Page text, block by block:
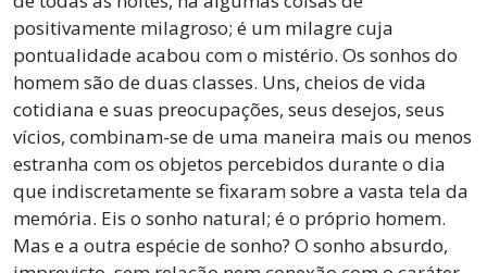
positivamente milagroso; é um milagre cuja
pontualidade acabou com o mistério. Os sonhos do
homem são de duas classes. Uns, cheios de vida
cotidiana e suas preocupações, seus desejos, seus
vícios, combinam-se de uma maneira mais ou menos
estranha com os objetos percebidos durante o dia
que indiscretamente se fixaram sobre a vasta tela da
memória. Eis o sonho natural; é o próprio homem.
Mas e a outra espécie de sonho? O sonho absurdo,